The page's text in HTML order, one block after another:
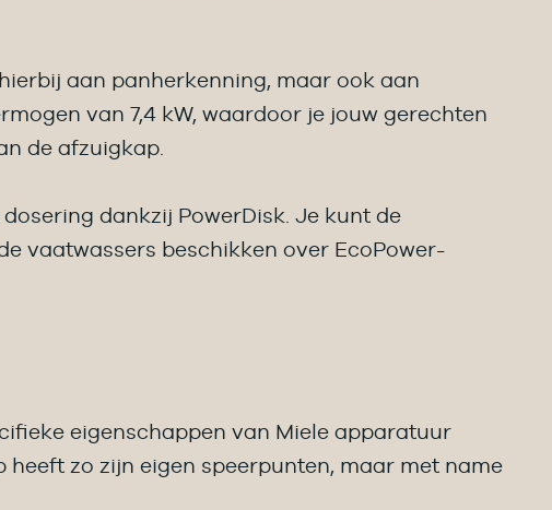
aan panherkenning, maar ook aan
van 7,4 kW, waardoor je jouw gerechten
de afzuigkap.
dankzij PowerDisk. Je kunt de
vaatwassers beschikken over EcoPower-
eigenschappen van Miele apparatuur
zo zijn eigen speerpunten, maar met name